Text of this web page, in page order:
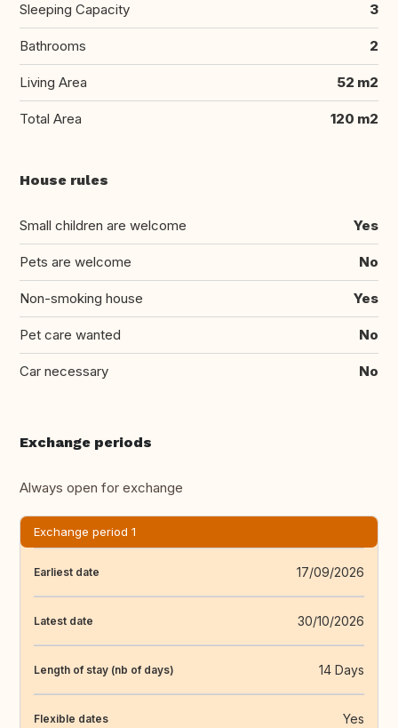
Sleeping Capacity 3
Bathrooms 2
Living Area 52 m2
Total Area 120 m2
House rules
Small children are welcome Yes
Pets are welcome No
Non-smoking house Yes
Pet care wanted No
Car necessary No
Exchange periods
Always open for exchange
Exchange period 1
Earliest date 17/09/2026
Latest date 30/10/2026
Length of stay (nb of days) 14 Days
Flexible dates Yes